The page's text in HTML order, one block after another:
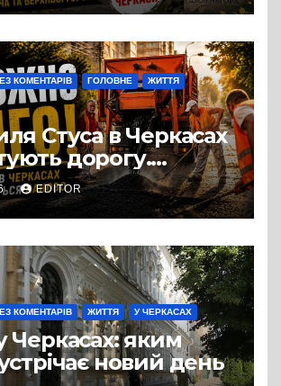
понад шість
стоїть над Дніпром
КОМЕНТАРІВ ГОЛОВНЕ ЖИТТЯ
Стуса в Черкасах
дорогу.
на ділянці
Івана Сірка до
EDITOR
КОМЕНТАРІВ ЖИТТЯ У ЧЕРКАСАХ
Черкасах: яким
новий день